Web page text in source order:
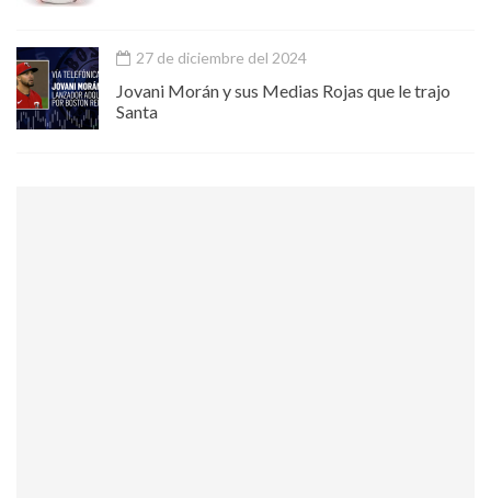
27 de diciembre del 2024
Jovani Morán y sus Medias Rojas que le trajo
Santa